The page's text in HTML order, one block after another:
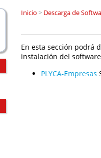
Inicio >Descarga de
En esta sección podrá
instalación del
PLYCA-Empresas